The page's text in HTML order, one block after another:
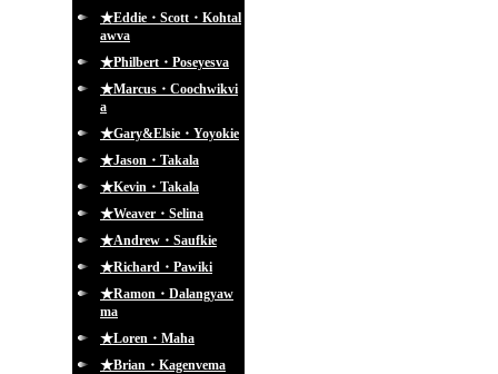
★Eddie・Scott・Kohtal
awva
★Philbert・Poseyesva
★Marcus・Coochwikvi
a
★Gary&Elsie・Yoyokie
★Jason・Takala
★Kevin・Takala
★Weaver・Selina
★Andrew・Saufkie
★Richard・Pawiki
★Ramon・Dalangyaw
ma
★Loren・Maha
★Brian・Kagenvema